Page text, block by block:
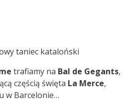
taniec kataloński
trafiamy na Bal de Gegants,
częścią święta La Merce,
w Barcelonie…